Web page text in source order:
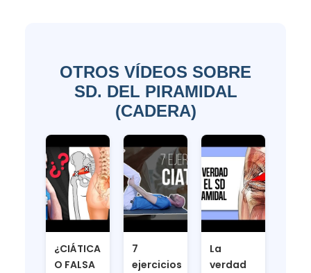
OTROS VÍDEOS SOBRE
SD. DEL PIRAMIDAL
(CADERA)
¿CIÁTICA
O FALSA
7
ejercicios
La
verdad